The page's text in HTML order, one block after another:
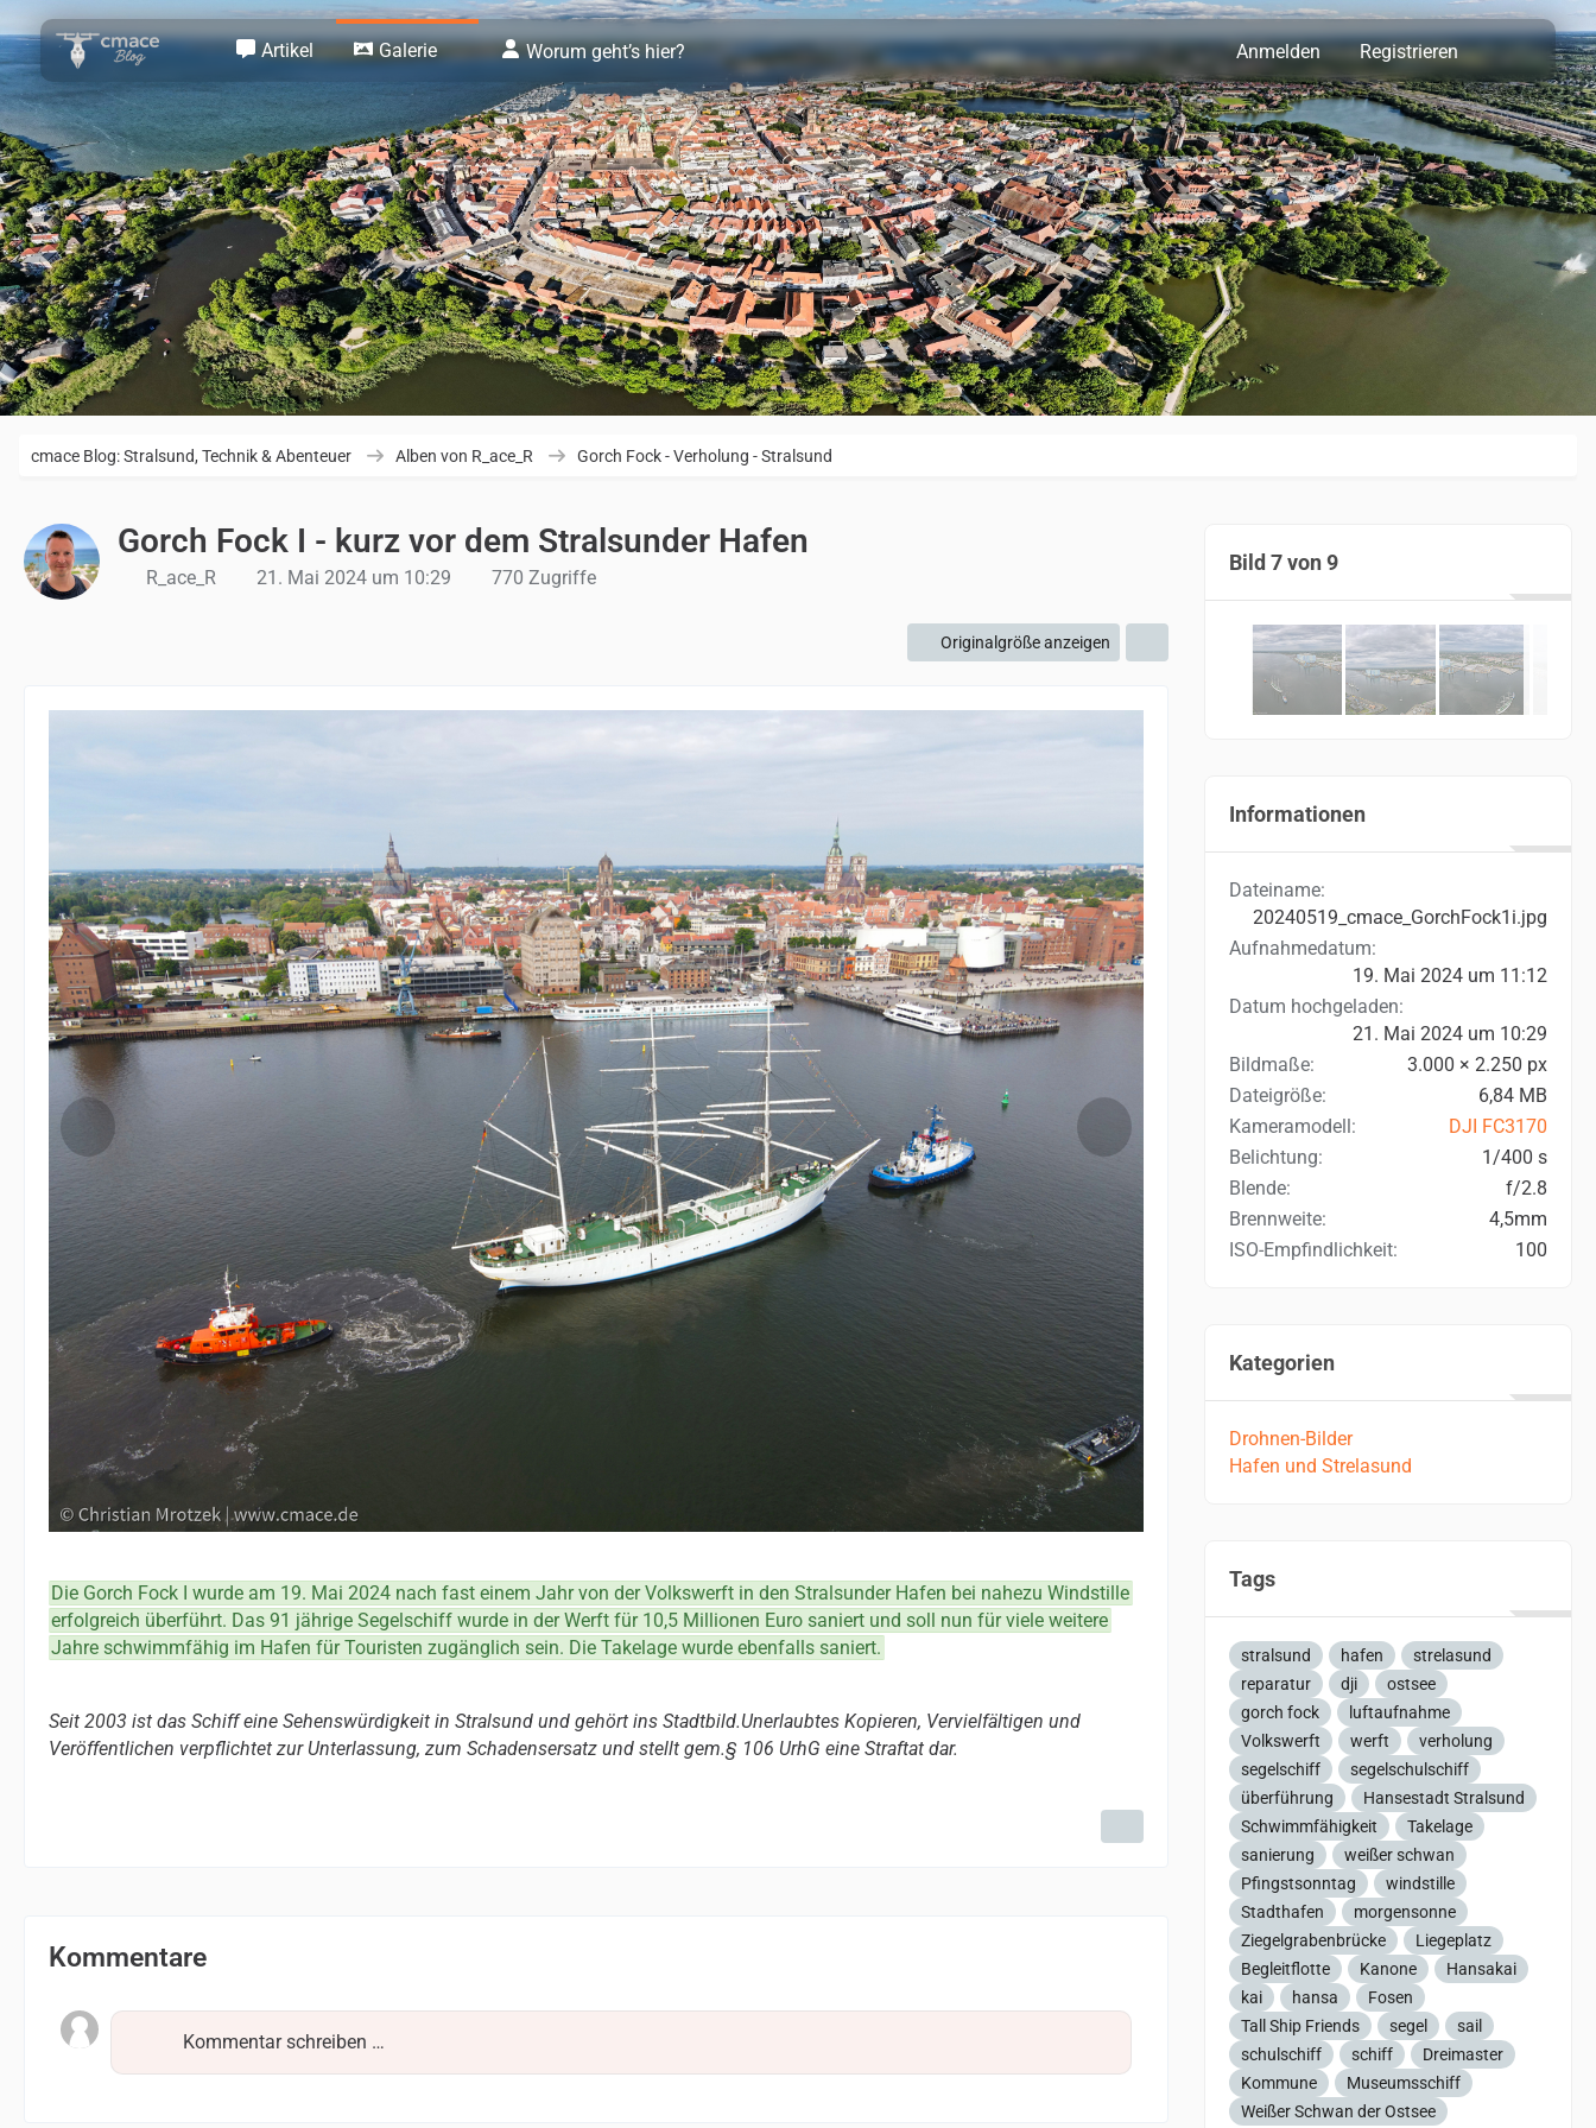
Artikel Galerie Worum geht’s hier? Anmelden Registrieren
cmace Blog: Stralsund, Technik & Abenteuer Alben von R_ace_R Gorch Fock - Verholung - Stralsund
Gorch Fock I - kurz vor dem Stralsunder Hafen
R_ace_R 21. Mai 2024 um 10:29 770 Zugriffe
Originalgröße anzeigen
Die Gorch Fock I wurde am 19. Mai 2024 nach fast einem Jahr von der Volkswerft in den Stralsunder Hafen bei nahezu Windstille
erfolgreich überführt. Das 91 jährige Segelschiff wurde in der Werft für 10,5 Millionen Euro saniert und soll nun für viele weitere
Jahre schwimmfähig im Hafen für Touristen zugänglich sein. Die Takelage wurde ebenfalls saniert.
Seit 2003 ist das Schiff eine Sehenswürdigkeit in Stralsund und gehört ins Stadtbild.Unerlaubtes Kopieren, Vervielfältigen und
Veröffentlichen verpflichtet zur Unterlassung, zum Schadensersatz und stellt gem.§ 106 UrhG eine Straftat dar.
Kommentare
Kommentar schreiben …
Bild 7 von 9
Informationen
Dateiname
20240519_cmace_GorchFock1i.jpg
Aufnahmedatum
19. Mai 2024 um 11:12
Datum hochgeladen
21. Mai 2024 um 10:29
Bildmaße
3.000 × 2.250 px
Dateigröße
6,84 MB
Kameramodell
DJI FC3170
Belichtung
1/400 s
Blende
f/2.8
Brennweite
4,5mm
ISO-Empfindlichkeit
100
Kategorien
Drohnen-Bilder
Hafen und Strelasund
Tags
stralsund hafen
strelasund
reparatur
dji
ostsee
gorch fock
luftaufnahme
Volkswerft
werft
verholung
segelschiff
segelschulschiff
überführung
Hansestadt Stralsund
Schwimmfähigkeit
Takelage
sanierung
weißer schwan
Pfingstsonntag
windstille
Stadthafen
morgensonne
Ziegelgrabenbrücke
Liegeplatz
Begleitflotte
Kanone
Hansakai
kai
hansa
Fosen
Tall Ship Friends
segel
sail
schulschiff
schiff
Dreimaster
Kommune
Museumsschiff
Weißer Schwan der Ostsee